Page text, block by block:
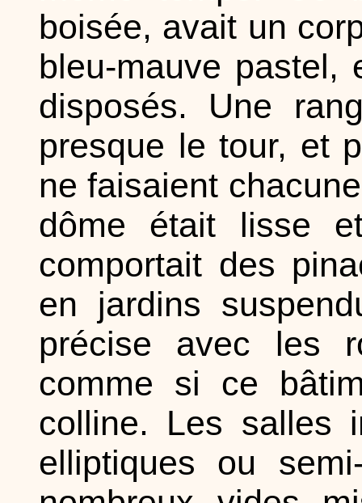
boisée, avait un
bleu-mauve pastel,
disposés. Une
presque le tour, et
ne faisaient
dôme était lisse
comportait des
en jardins
précise avec les
comme si ce
colline. Les salles
elliptiques ou